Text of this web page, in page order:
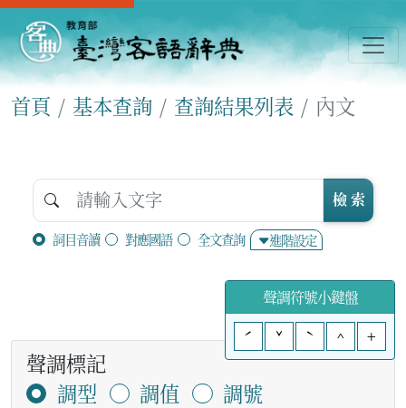
首頁 基本查詢 查詢結果列表 內文
詞目音讀 對應國語 全文查詢 進階設定
檢 索
聲調符號小鍵盤
ˊ
ˇ ˋ ^ +
聲調標記
調型
調值
調號